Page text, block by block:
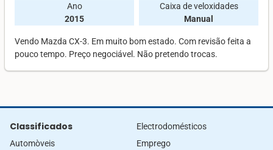
Ano
2015
Caixa de veloxidades
Manual
Vendo Mazda CX-3. Em muito bom estado. Com revisão feita a
pouco tempo. Preço negociável. Não pretendo trocas.
Classificados
Automòveis
Electrodomésticos
Emprego